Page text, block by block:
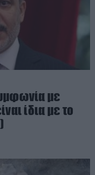
με
ίδια με το